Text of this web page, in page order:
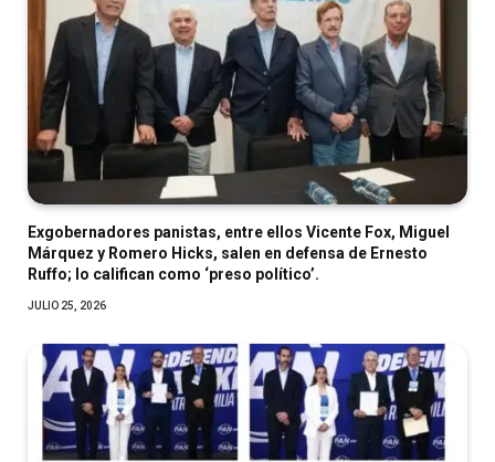
Exgobernadores panistas, entre ellos Vicente Fox, Miguel
Márquez y Romero Hicks, salen en defensa de Ernesto
Ruffo; lo califican como ‘preso político’.
JULIO 25, 2026